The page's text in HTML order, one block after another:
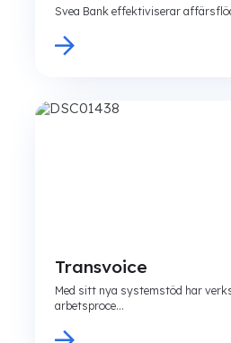
Svea Bank effektiviserar
Transvoice
Med sitt nya systemstöd har
arbetsproce...